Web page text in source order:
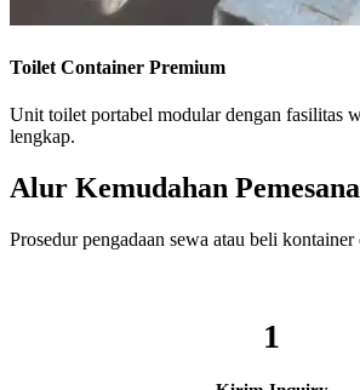
Toilet Container Premium
Unit toilet portabel modular dengan fasilitas
lengkap.
Alur Kemudahan
Prosedur pengadaan sewa atau beli
1